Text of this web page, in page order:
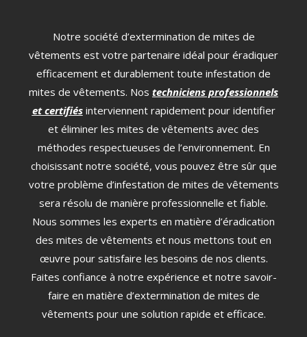
Notre société d’extermination de mites de
vêtements est votre partenaire idéal pour éradiquer
efficacement et durablement toute infestation de
mites de vêtements. Nos techniciens professionnels
et certifiésinterviennent rapidement pour identifier
et éliminer les mites de vêtements avec des
méthodes respectueuses de l’environnement. En
choisissant notre société, vous pouvez être sûr que
votre problème d’infestation de mites de vêtements
sera résolu de manière professionnelle et fiable.
Nous sommes les experts en matière d’éradication
des mites de vêtements et nous mettons tout en
œuvre pour satisfaire les besoins de nos clients.
Faites confiance à notre expérience et notre savoir-
faire en matière d’extermination de mites de
vêtements pour une solution rapide et efficace.